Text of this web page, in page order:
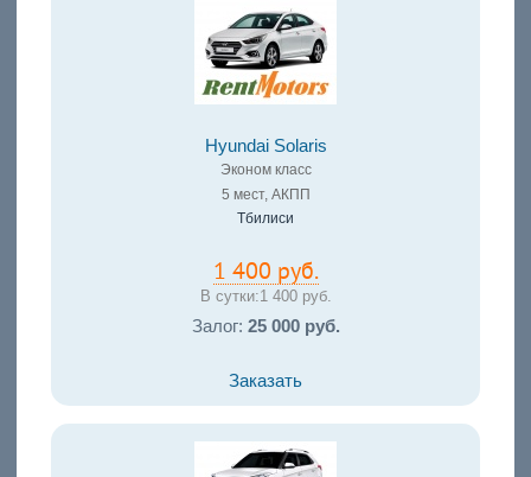
Hyundai Solaris
Эконом класс
5 мест, АКПП
Тбилиси
1 400 руб.
В сутки:1 400 руб.
Залог: 25 000 руб.
Заказать